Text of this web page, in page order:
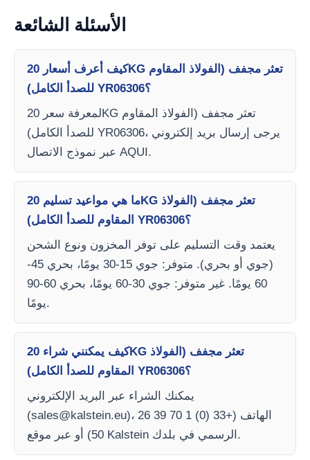
الأسئلة الشائعة
كيف أعرف أسعار 20KG تعثر مجفف (الفولاذ المقاوم
للصدأ الكامل) YR06306؟
لمعرفة سعر 20KG تعثر مجفف (الفولاذ المقاوم
للصدأ الكامل) YR06306، يرجى إرسال بريد إلكتروني
عبر نموذج الاتصال AQUI.
ما هي مواعيد تسليم 20KG تعثر مجفف (الفولاذ
المقاوم للصدأ الكامل) YR06306؟
يعتمد وقت التسليم على توفر المخزون ونوع الشحن
(جوي أو بحري). متوفر: جوي 15-30 يومًا، بحري 45-
60 يومًا. غير متوفر: جوي 30-60 يومًا، بحري 60-90
يومًا.
كيف يمكنني شراء 20KG تعثر مجفف (الفولاذ
المقاوم للصدأ الكامل) YR06306؟
يمكنك الشراء عبر البريد الإلكتروني
(sales@kalstein.eu)، الهاتف (+33 (0) 1 70 39 26
50) أو عبر موقع Kalstein الرسمي في بلدك.